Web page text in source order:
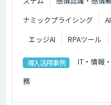
ナミックプライシング
エッジAI
RPAツール
導入活用事例 IT・情報
務